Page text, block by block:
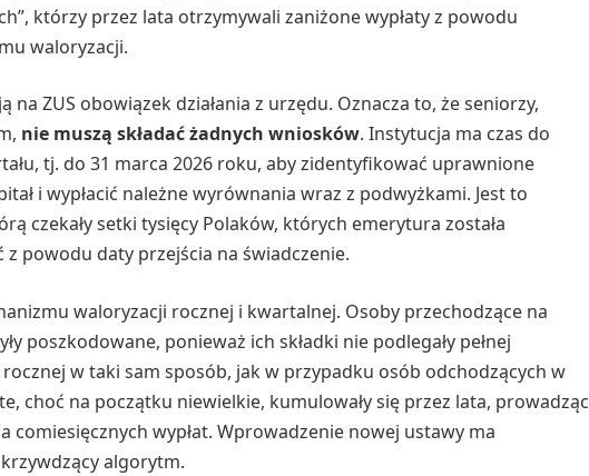
którzy przez lata otrzymywali zaniżone wypłaty z powodu
waloryzacji.
na ZUS obowiązek działania z urzędu. Oznacza to, że seniorzy,
nie muszą składać żadnych wniosków. Instytucja ma czas do
tj. do 31 marca 2026 roku, aby zidentyfikować uprawnione
i wypłacić należne wyrównania wraz z podwyżkami. Jest to
czekały setki tysięcy Polaków, których emerytura została
powodu daty przejścia na świadczenie.
waloryzacji rocznej i kwartalnej. Osoby przechodzące na
poszkodowane, ponieważ ich składki nie podlegały pełnej
w taki sam sposób, jak w przypadku osób odchodzących w
choć na początku niewielkie, kumulowały się przez lata, prowadząc
comiesięcznych wypłat. Wprowadzenie nowej ustawy ma
algorytm.